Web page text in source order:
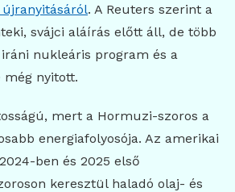
. A Reuters szerint a
svájci aláírás előtt áll, de több
nukleáris program és a
még nyitott.
mert a Hormuzi-szoros a
energiafolyosója. Az amerikai
ben és 2025 első
keresztül haladó olaj- és